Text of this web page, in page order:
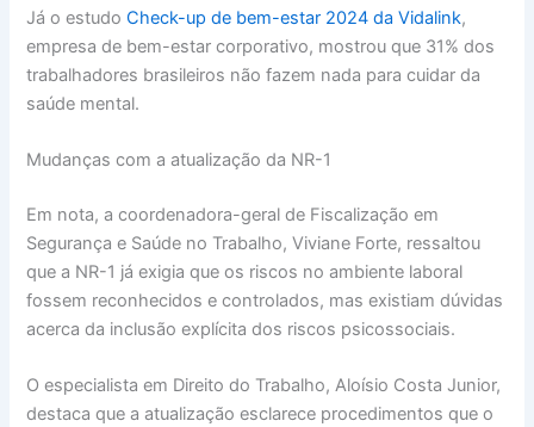
Já o estudoCheck-up de bem-estar 2024 da Vidalink,
empresa de bem-estar corporativo, mostrou que 31% dos
trabalhadores brasileiros não fazem nada para cuidar da
saúde mental.
Mudanças com a atualização da NR-1
Em nota, a coordenadora-geral de Fiscalização em
Segurança e Saúde no Trabalho, Viviane Forte, ressaltou
que a NR-1 já exigia que os riscos no ambiente laboral
fossem reconhecidos e controlados, mas existiam dúvidas
acerca da inclusão explícita dos riscos psicossociais.
O especialista em Direito do Trabalho, Aloísio Costa Junior,
destaca que a atualização esclarece procedimentos que o